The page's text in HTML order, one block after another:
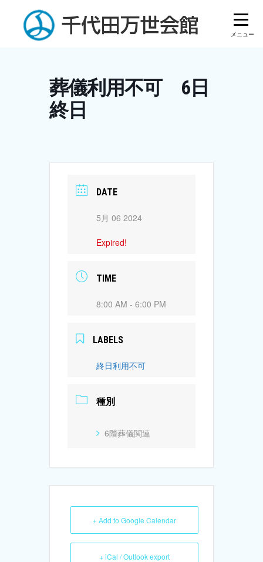
content
葬儀利用不可 6日
終日
DATE
5月 06 2024
Expired!
TIME
8:00 AM - 6:00 PM
LABELS
終日利用不可
種別
6階葬儀関連
+ Add to Google Calendar
+ iCal / Outlook export